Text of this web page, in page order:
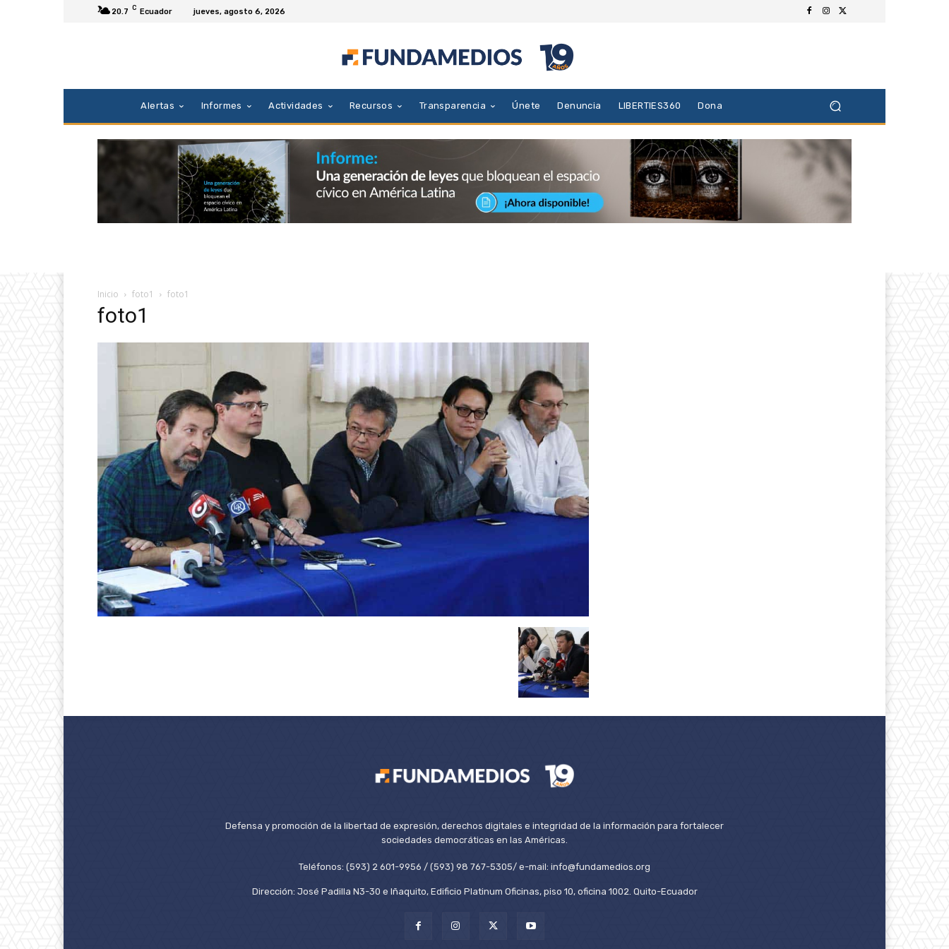
20.7 C Ecuador jueves, agosto 6, 2026
Alertas Informes Actividades Recursos Transparencia Únete Denuncia LIBERTIES360 Dona
Inicio foto1 foto1
foto1
Defensa y promoción de la libertad de expresión, derechos digitales e integridad de la información para fortalecer
sociedades democráticas en las Américas.
Teléfonos: (593) 2 601-9956 / (593) 98 767-5305/ e-mail: info@fundamedios.org
Dirección: José Padilla N3-30 e Iñaquito, Edificio Platinum Oficinas, piso 10, oficina 1002. Quito-Ecuador